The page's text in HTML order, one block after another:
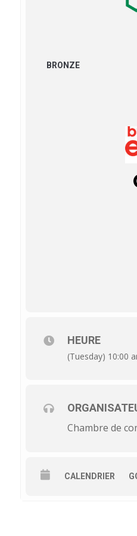
BRONZE
HEURE
(Tuesday) 10:00
Chambre de
CALENDRIER